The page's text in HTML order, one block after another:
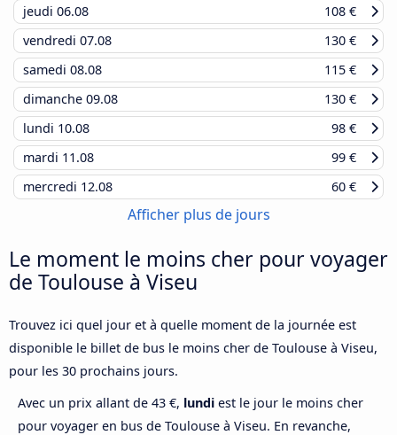
jeudi 06.08
108 €
vendredi 07.08
130 €
samedi 08.08
115 €
dimanche 09.08
130 €
lundi 10.08
98 €
mardi 11.08
99 €
mercredi 12.08 60 €
Afficher plus de jours
Le moment le moins cher pour voyager
de Toulouse à Viseu
Trouvez ici quel jour et à quelle moment de la journée est
disponible le billet de bus le moins cher de Toulouse à Viseu,
pour les 30 prochains jours.
Avec un prix allant de 43 €, lundi est le jour le moins cher
pour voyager en bus de Toulouse à Viseu. En revanche,